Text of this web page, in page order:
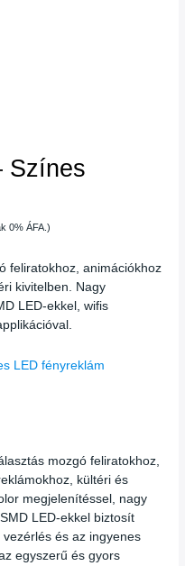
Színes
0% ÁFA.)
feliratokhoz, animációkhoz
kivitelben. Nagy
LED-ekkel, wifis
LED fényreklám
mozgó feliratokhoz,
kültéri és
megjelenítéssel, nagy
LED-ekkel biztosít
vezérlés és az ingyenes
egyszerű és gyors